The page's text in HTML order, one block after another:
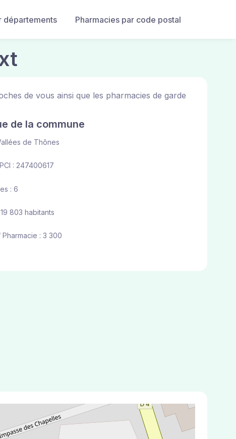
départements Pharmacies par code postal
de vous ainsi que les pharmacies de garde
de la commune
de Thônes
: 247400617
: 6
803 habitants
: 3 300